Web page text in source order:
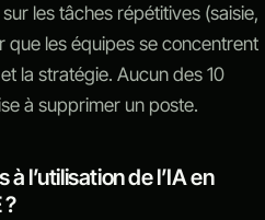
les tâches répétitives (saisie,
que les équipes se concentrent
la stratégie. Aucun des 10
à supprimer un poste.
l’utilisation de l’IA en
?